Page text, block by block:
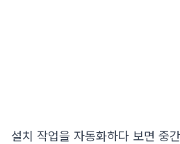
설치 작업을 자동화하다 보면 중